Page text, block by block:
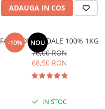
ADAUGA IN COS
-10% NOU
FAINA DE MIGDALE 100% 1KG
76,00 RON
68,50 RON
IN STOC